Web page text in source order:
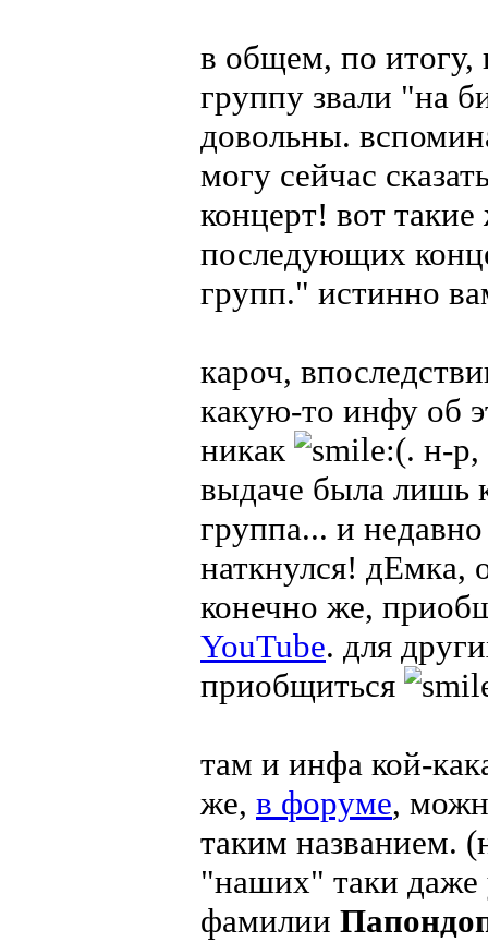
в общем, по итогу,
группу звали "на
довольны.
могу сейчас
концерт! вот
последующих
групп." истинно
кароч,
какую-то инфу об
никак
. н-
выдаче была лишь
группа... и
наткнулся! дЕмка,
конечно же,
YouTube. для
приобщиться
там и инфа кой-
же, в форуме,
таким названием.
"наших" таки
фамилии